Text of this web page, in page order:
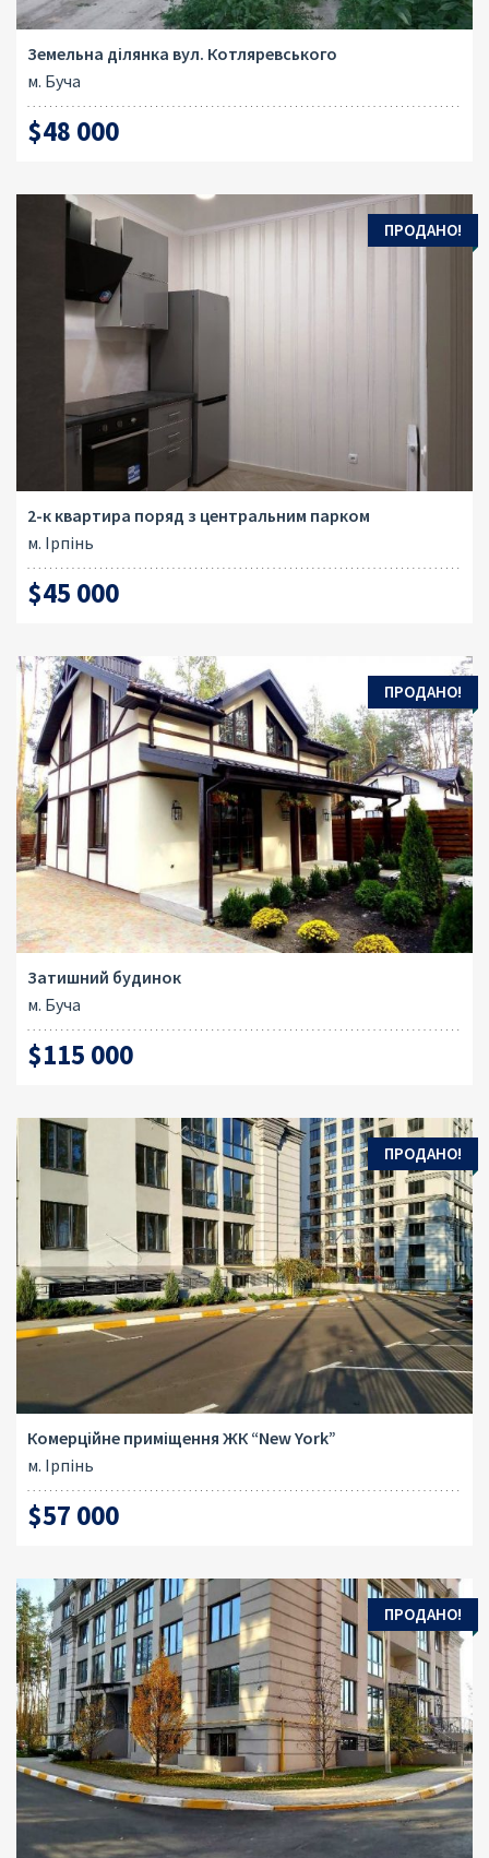
Земельна ділянка вул. Котляревського
м. Буча
$48 000
ПРОДАНО!
2-к квартира поряд з центральним парком
м. Ірпінь
$45 000
ПРОДАНО!
Затишний будинок
м. Буча
$115 000
ПРОДАНО!
Комерційне приміщення ЖК “New York”
м. Ірпінь
$57 000
ПРОДАНО!